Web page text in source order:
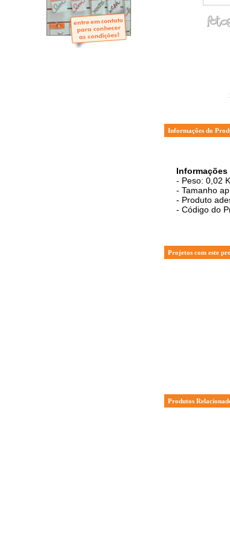
- Mini-Álbuns
- Páginas Mini
- Páginas Scrap
- Argolas
Informações do
- Peso: 0,02
- Tamanho
- Produto
- Código do
Projetos com este
Produtos